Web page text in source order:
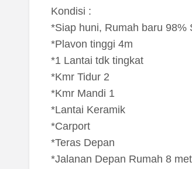
Kondisi :
*Siap huni, Rumah baru 98%
*Plavon tinggi 4m
*1 Lantai tdk tingkat
*Kmr Tidur 2
*Kmr Mandi 1
*Lantai Keramik
*Carport
*Teras Depan
*Jalanan Depan Rumah 8